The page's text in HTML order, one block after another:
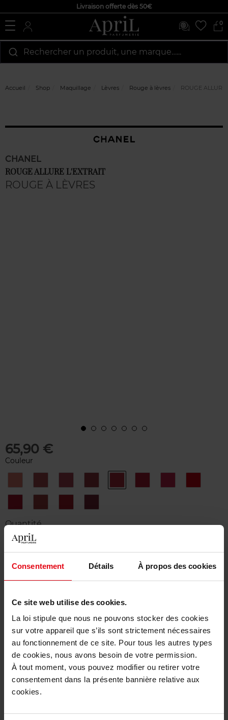
Consentement Détails À propos des cookies
Ce site web utilise des cookies.
La loi stipule que nous ne pouvons stocker des cookies
sur votre appareil que s’ils sont strictement nécessaires
au fonctionnement de ce site. Pour tous les autres types
de cookies, nous avons besoin de votre permission.
À tout moment, vous pouvez modifier ou retirer votre
consentement dans la présente bannière relative aux
cookies.
Livraison offerte dès 50€
0
Rechercher un produit, une marque…...
Accueil Shop Maquillage Lèvres Rouge à lèvres ROUGE ALLURE
CHANEL
ROUGE ALLURE L'EXTRAIT
ROUGE À LÈVRES
65,90 €
Couleur
Quantité
1
Ajouter au panier
Livraison gratuite à partir de 50€
Retour gratuit dans votre magasin
Description